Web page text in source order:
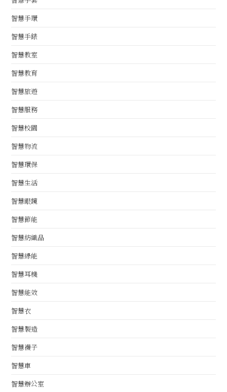
智慧手環
智慧手錶
智慧教室
智慧教育
智慧旅遊
智慧服務
智慧校園
智慧物流
智慧環保
智慧生活
智慧眼鏡
智慧節能
智慧紡織品
智慧綠能
智慧耳機
智慧能效
智慧衣
智慧製造
智慧襪子
智慧車
智慧辦公室